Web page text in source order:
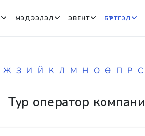
МЭДЭЭЛЭЛ ЭВЕНТ БҮРТГЭЛ
Ж З И Й К Л М Н О Ө П Р С
Тур оператор компани